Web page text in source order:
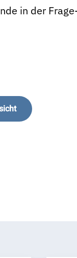
in der